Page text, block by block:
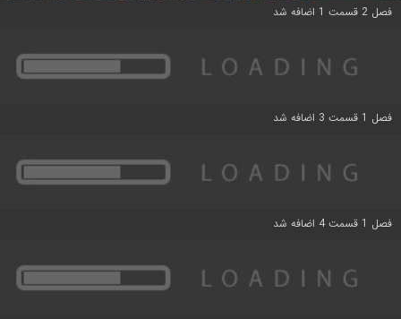
فصل 2 قسمت 1 اضافه شد
فصل 1 قسمت 3 اضافه شد
فصل 1 قسمت 4 اضافه شد